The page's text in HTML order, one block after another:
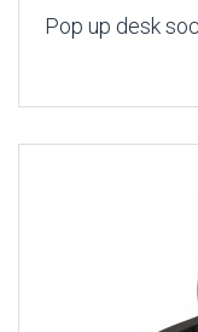
Pop up desk